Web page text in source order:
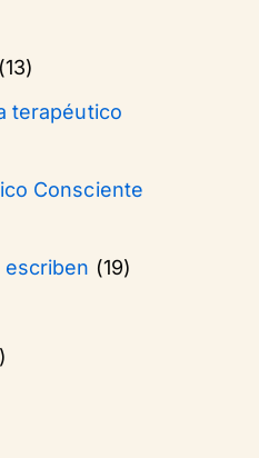
(13)
terapéutico
Consciente
(19)